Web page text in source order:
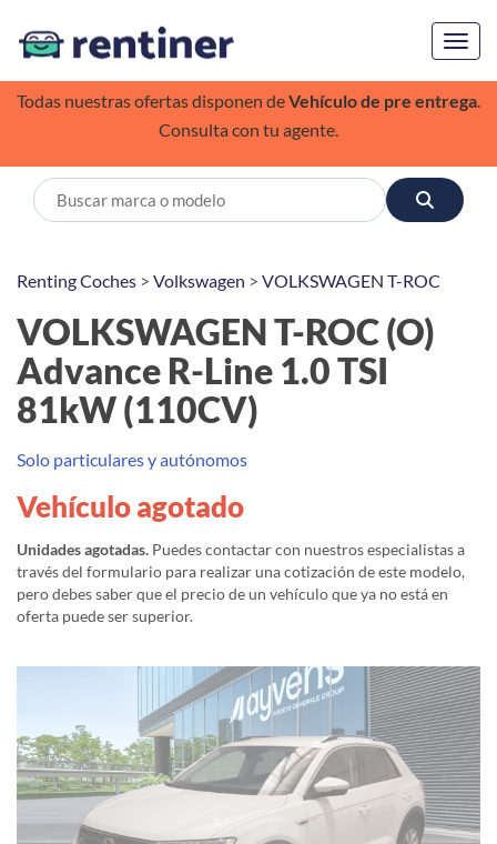
Todas nuestras ofertas disponen deVehículo de pre entrega.
Consulta con tu agente.
Renting Coches > Volkswagen > VOLKSWAGEN T-ROC
VOLKSWAGEN T-ROC (O)
Advance R-Line 1.0 TSI
81kW (110CV)
Solo particulares y autónomos
Vehículo agotado
Unidades agotadas. Puedes contactar con nuestros especialistas a
través del formulario para realizar una cotización de este modelo,
pero debes saber que el precio de un vehículo que ya no está en
oferta puede ser superior.